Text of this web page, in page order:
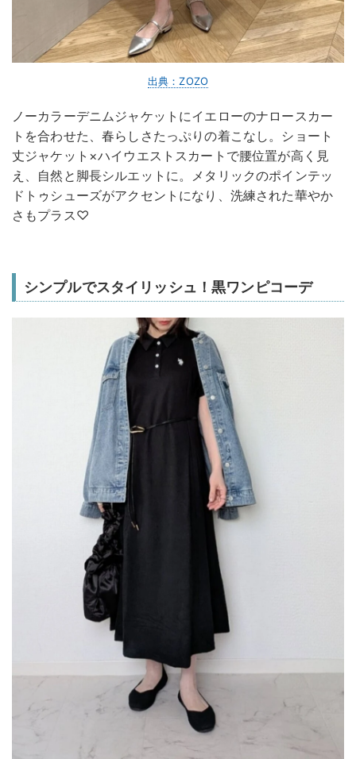
出典：ZOZO
ノーカラーデニムジャケットにイエローのナロースカー
トを合わせた、春らしさたっぷりの着こなし。ショート
丈ジャケット×ハイウエストスカートで腰位置が高く見
え、自然と脚長シルエットに。メタリックのポインテッ
ドトゥシューズがアクセントになり、洗練された華やか
さもプラス♡
シンプルでスタイリッシュ！黒ワンピコーデ